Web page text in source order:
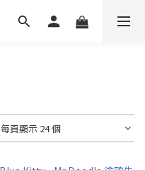
每頁顯示 24 個